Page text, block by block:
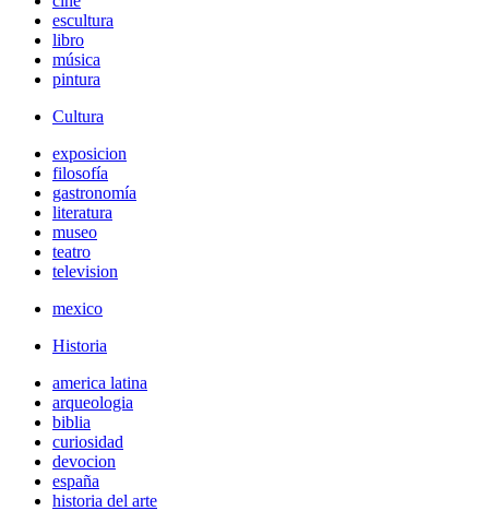
escultura
libro
música
pintura
Cultura
exposicion
filosofía
gastronomía
literatura
museo
teatro
television
mexico
Historia
america latina
arqueologia
biblia
curiosidad
devocion
españa
historia del arte